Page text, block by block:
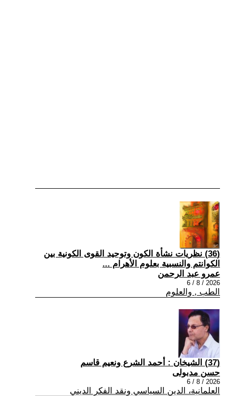
(36) نظريات نشأة الكون وتوحيد القوى الكونية بين
الكوانتم والنسبية بعلوم الأهرام ...
عمرو عبد الرحمن
2026 / 8 / 6
الطب , والعلوم
(37) الشيخان : أحمد الشرع ونعيم قاسم
حسن مدبولى
2026 / 8 / 6
العلمانية، الدين السياسي ونقد الفكر الديني